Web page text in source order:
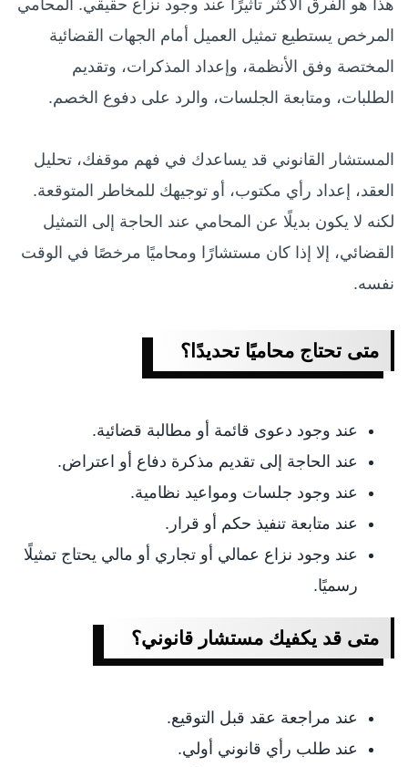
هذا هو الفرق الأكثر تأثيرًا عند وجود نزاع حقيقي. المحامي
المرخص يستطيع تمثيل العميل أمام الجهات القضائية
المختصة وفق الأنظمة، وإعداد المذكرات، وتقديم
الطلبات، ومتابعة الجلسات، والرد على دفوع الخصم.
المستشار القانوني قد يساعدك في فهم موقفك، تحليل
العقد، إعداد رأي مكتوب، أو توجيهك للمخاطر المتوقعة.
لكنه لا يكون بديلًا عن المحامي عند الحاجة إلى التمثيل
القضائي، إلا إذا كان مستشارًا ومحاميًا مرخصًا في الوقت
نفسه.
متى تحتاج محاميًا تحديدًا؟
عند وجود دعوى قائمة أو مطالبة قضائية.
عند الحاجة إلى تقديم مذكرة دفاع أو اعتراض.
عند وجود جلسات ومواعيد نظامية.
عند متابعة تنفيذ حكم أو قرار.
عند وجود نزاع عمالي أو تجاري أو مالي يحتاج تمثيلًا
رسميًا.
متى قد يكفيك مستشار قانوني؟
عند مراجعة عقد قبل التوقيع.
عند طلب رأي قانوني أولي.